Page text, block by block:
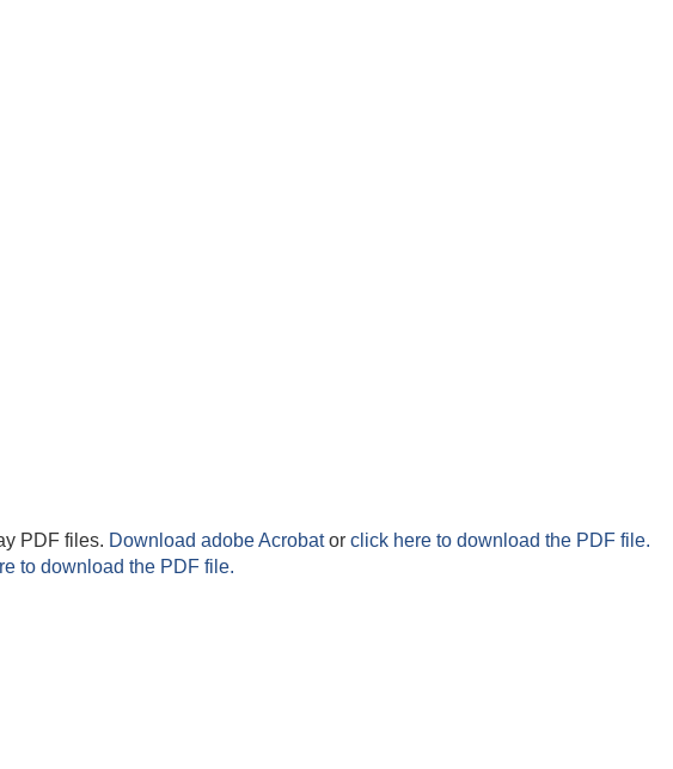
PDF files. Download adobe Acrobator click here to download the PDF file.
to download the PDF file.